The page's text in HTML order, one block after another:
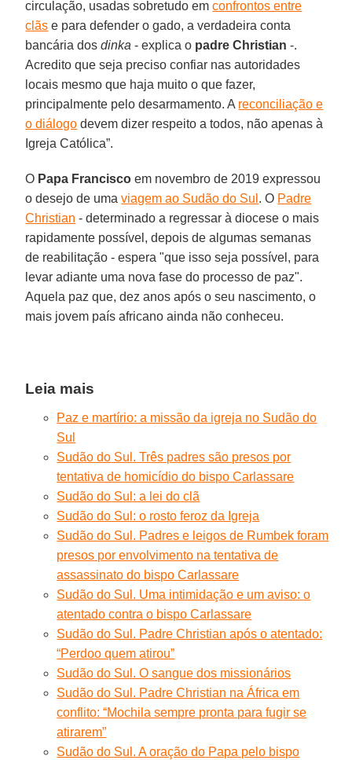
circulação, usadas sobretudo emconfrontos entre
clãs e para defender o gado, a verdadeira conta
bancária dosdinka - explica o padre Christian -.
Acredito que seja preciso confiar nas autoridades
locais mesmo que haja muito o que fazer,
principalmente pelo desarmamento. A reconciliação e
o diálogo devem dizer respeito a todos, não apenas à
Igreja Católica”.
O Papa Francisco em novembro de 2019 expressou
o desejo de umaviagem ao Sudão do Sul . O Padre
Christian - determinado a regressar à diocese o mais
rapidamente possível, depois de algumas semanas
de reabilitação - espera "que isso seja possível, para
levar adiante uma nova fase do processo de paz".
Aquela paz que, dez anos após o seu nascimento, o
mais jovem país africano ainda não conheceu.
Leia mais
Paz e martírio: a missão da igreja no Sudão do
Sul
Sudão do Sul. Três padres são presos por
tentativa de homicídio do bispo Carlassare
Sudão do Sul: a lei do clã
Sudão do Sul: o rosto feroz da Igreja
Sudão do Sul. Padres e leigos de Rumbek foram
presos por envolvimento na tentativa de
assassinato do bispo Carlassare
Sudão do Sul. Uma intimidação e um aviso: o
atentado contra o bispo Carlassare
Sudão do Sul. Padre Christian após o atentado:
“Perdoo quem atirou”
Sudão do Sul. O sangue dos missionários
Sudão do Sul. Padre Christian na África em
conflito: “Mochila sempre pronta para fugir se
atirarem”
Sudão do Sul. A oração do Papa pelo bispo